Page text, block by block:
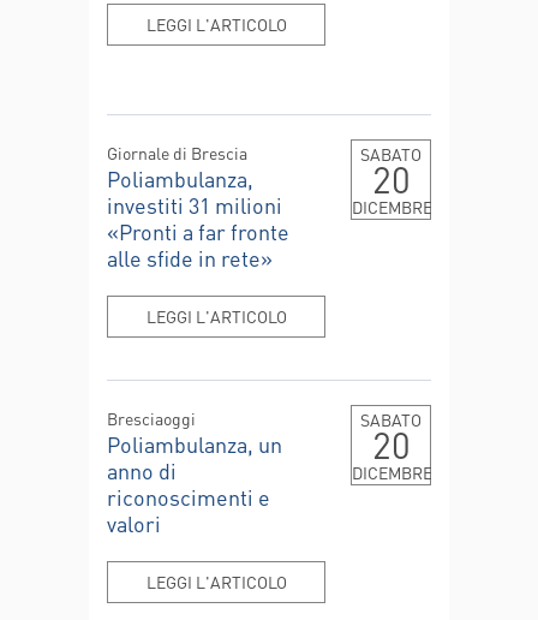
LEGGI L'ARTICOLO
Giornale di Brescia
Poliambulanza,
investiti 31 milioni
«Pronti a far fronte
alle sfide in rete»
LEGGI L'ARTICOLO
SABATO
20
DICEMBRE
Bresciaoggi
Poliambulanza, un
anno di
riconoscimenti e
valori
LEGGI L'ARTICOLO
SABATO
20
DICEMBRE